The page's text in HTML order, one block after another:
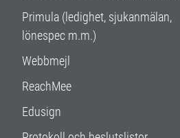
Primula (ledighet, sjukanmälan,
lönespec m.m.)
Webbmejl
ReachMee
Edusign